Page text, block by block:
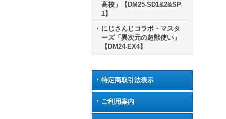
高校」【DM25-SD1&2&SP
1】
にじさんじコラボ・マスタ
ーズ「異次元の超獣使い」
【DM24-EX4】
特定商取引法表示
ご利用案内